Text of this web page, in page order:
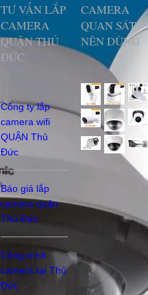
TƯ VẤN LẮP
CAMERA
QUẬN THỦ
ĐỨC
Công ty lắp
camera wifi
QUẬN Thủ
Đức
Báo giá lắp
camera quận
Thủ Đức
Công trình
camera tại Thủ
Đức
CAMERA
QUAN SÁT
NÊN DÙNG